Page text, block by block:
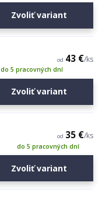
Zvoliť variant
od 43 €/ks
do 5 pracovných dní
Zvoliť variant
od 35 €/ks
do 5 pracovných dní
Zvoliť variant